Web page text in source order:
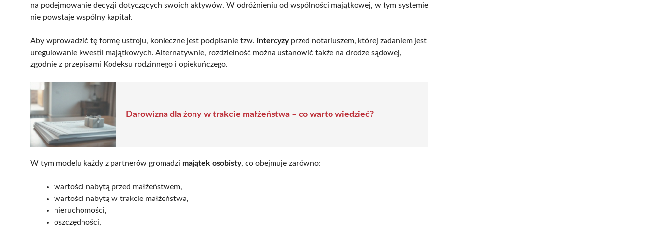
na podejmowanie decyzji dotyczących swoich aktywów. W odróżnieniu od wspólności majątkowej, w tym systemie
nie powstaje wspólny kapitał.
Aby wprowadzić tę formę ustroju, konieczne jest podpisanie tzw. intercyzyprzed notariuszem, której zadaniem jest
uregulowanie kwestii majątkowych. Alternatywnie, rozdzielność można ustanowić także na drodze sądowej,
zgodnie z przepisami Kodeksu rodzinnego i opiekuńczego.
Darowizna dla żony w trakcie małżeństwa – co warto wiedzieć?
W tym modelu każdy z partnerów gromadzi majątek osobisty, co obejmuje zarówno:
wartości nabytą przed małżeństwem,
wartości nabytą w trakcie małżeństwa,
nieruchomości,
oszczędności,